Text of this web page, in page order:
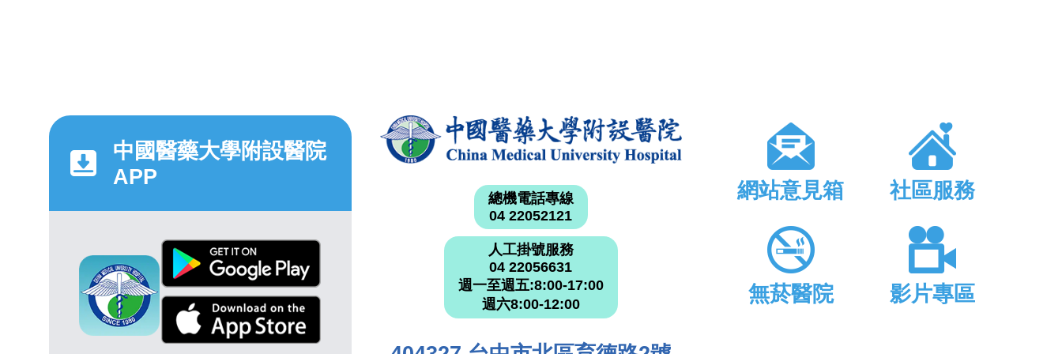
中國醫藥大學附設醫院
APP
總機電話專線
04 22052121
人工掛號服務
04 22056631
週一至週五:8:00-17:00
週六8:00-12:00
網站意見箱 社區服務
無菸醫院 影片專區